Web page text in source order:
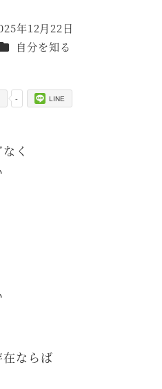
年12月22日
テゴリー
自分を知る
- LINE
く
ならば